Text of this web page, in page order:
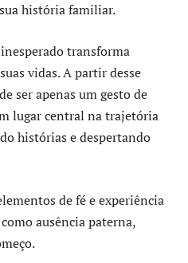
história familiar.
transforma
vidas. A partir desse
ser apenas um gesto de
lugar central na trajetória
histórias e despertando
de fé e experiência
ausência paterna,